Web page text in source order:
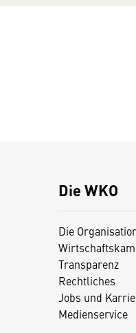
Die WKO
Die
Transparenz
Rechtliches
Jobs und
Medienservice